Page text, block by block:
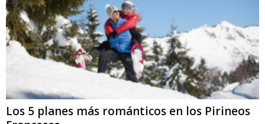
Los 5 planes más románticos en los Pirineos